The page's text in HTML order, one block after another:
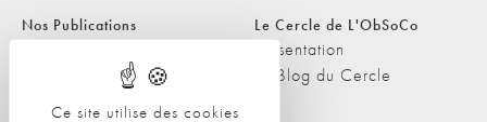
Ce site utilise des cookies
Nos Publications
Les Podcasts de L'ObSoCo
L'ObSoCo dans les médias
Le Cercle de L'ObSoCo
Présentation
Le Blog du Cercle